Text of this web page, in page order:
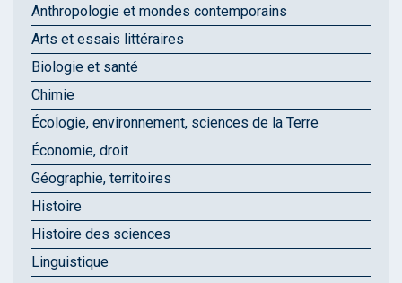
Anthropologie et mondes contemporains
Arts et essais littéraires
Biologie et santé
Chimie
Écologie, environnement, sciences de la Terre
Économie, droit
Géographie, territoires
Histoire
Histoire des sciences
Linguistique